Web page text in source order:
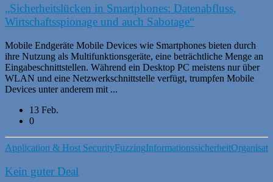
„Sicherheitslücken in Smartphones: Datenabfluss,
Wirtschaftsspionage und auch Sabotage“
Mobile Endgeräte Mobile Devices wie Smartphones bieten durch
ihre Nutzung als Multifunktionsgeräte, eine beträchtliche Menge an
Eingabeschnittstellen. Während ein Desktop PC meistens nur über
WLAN und eine Netzwerkschnittstelle verfügt, trumpfen Mobile
Devices unter anderem mit ...
13 Feb.
0
Application & Host SecurityFuzzingInformationssicherheit
Kein guter Deal